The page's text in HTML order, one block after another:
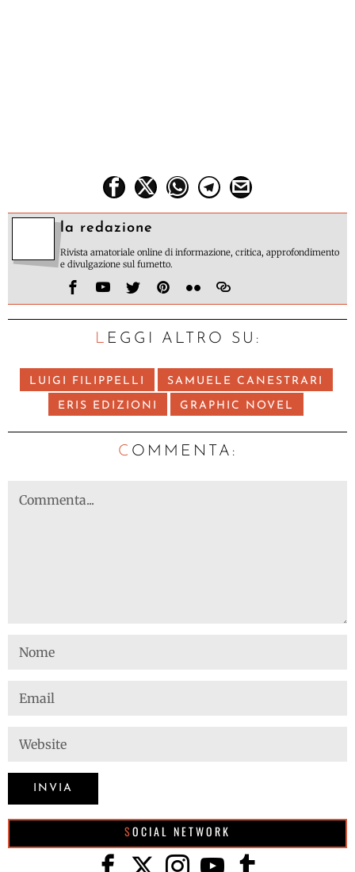
la redazione
Rivista amatoriale online di informazione, critica, approfondimento
e divulgazione sul fumetto.
LEGGI ALTRO SU:
LUIGI FILIPPELLI SAMUELE CANESTRARI
ERIS EDIZIONI GRAPHIC NOVEL
C OMMENTA:
SOCIAL NETWORK